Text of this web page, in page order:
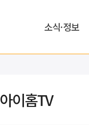
소식·정보
아이홈TV